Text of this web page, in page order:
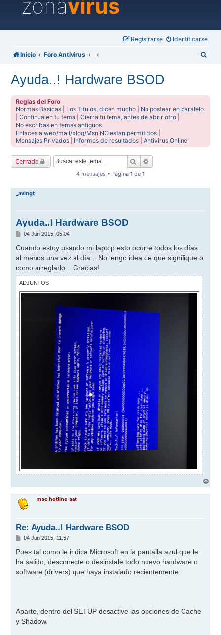
zonavirus
Identificarse
Registrarse
Inicio Foro Antivirus
Ayuda..! Hardware BSOD
Reglas del Foro
Normas Basicas
Los Titulos, dicen mucho
No postear en paralelo
|Continua en tu tema |Cierra tu tema, antes de abrir otro
No escribas en temas antiguos
Enlaces a web/mail/blog/Msn NO estan permitidos
Mensajes Privados
Informes de resultados |Antivirus Online
Cerrado Buscar
4 mensajes • Página 1 de 1
_avingt
Ayuda..! Hardware BSOD
M
n
a
j
e
04 Jun 2015, 05:04
Cuando estoy usando mi laptop esto ocurre todos los días
al menos una vez al día .. No tengo idea de que signifique o
como arreglarlo .. Gracias!
ADJUNTOS
r
msc hotline sat
Re: Ayuda..! Hardware BSOD
M
n
s
a
e
04 Jun 2015, 11:57
Pues tal como le indica Microsoft en la pantalla azul que le
ha salido, desconecte o desinstale todo nuevo hardware o
software (drivers) que haya instalado recientemente.
Aparte, dentro del SETUP desactive las opciones de Cache
y Shadow.